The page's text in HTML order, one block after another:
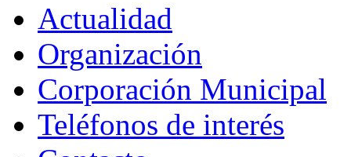
Actualidad
Organización
Corporación Municipal
Teléfonos de interés